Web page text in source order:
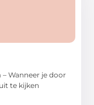
Wanneer je door
te kijken